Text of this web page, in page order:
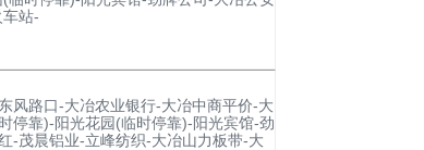
站-
风路口-大冶农业银行-大冶中商平价-大
停靠)-阳光花园(临时停靠)-阳光宾馆-劲
-茂晨铝业-立峰纺织-大冶山力板带-大